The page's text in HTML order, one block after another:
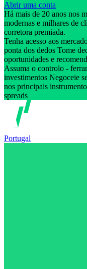
Abrir uma conta
Há mais de 20 anos nos
modernas e milhares de
corretora premiada.
Tenha acesso aos
ponta dos dedos Tome
oportunidades e
Assuma o controlo -
investimentos Negoceie
nos principais
spreads
Portugal